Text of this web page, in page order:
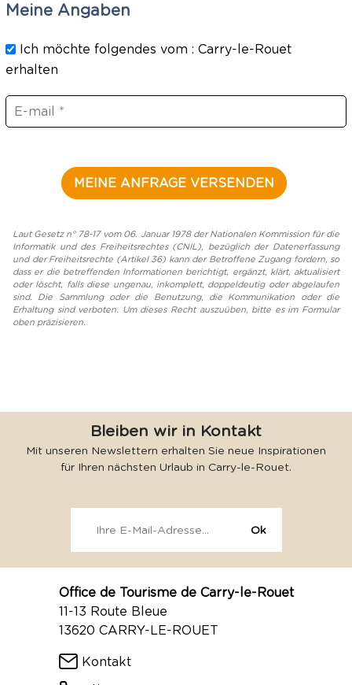
Meine Angaben
Ich möchte folgendes vom : Carry-le-Rouet
erhalten
Laut Gesetz n° 78-17 vom 06. Januar 1978 der Nationalen Kommission für die
Informatik und des Freiheitsrechtes (CNIL), bezüglich der Datenerfassung
und der Freiheitsrechte (Artikel 36) kann der Betroffene Zugang fordern, so
dass er die betreffenden Informationen berichtigt, ergänzt, klärt, aktualisiert
oder löscht, falls diese ungenau, inkomplett, doppeldeutig oder abgelaufen
sind. Die Sammlung oder die Benutzung, die Kommunikation oder die
Erhaltung sind verboten. Um dieses Recht auszuüben, bitte es im Formular
oben präzisieren.
Bleiben wir in Kontakt
Mit unseren Newslettern erhalten Sie neue Inspirationen
für Ihren nächsten Urlaub in Carry-le-Rouet.
Office de Tourisme de Carry-le-Rouet
11-13 Route Bleue
13620 CARRY-LE-ROUET
Kontakt